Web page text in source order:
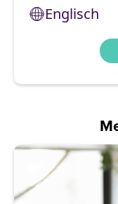
Englisch